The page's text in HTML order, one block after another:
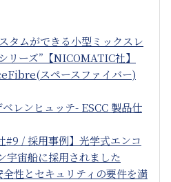
タムができる小型ミックスレ
リーズ”【NICOMATIC社】
スペースファイバー)
レンヒュッテ- ESCC 製品仕
#9 / 採用事例】光学式エンコ
宇宙船に採用されました
性とセキュリティの要件を満